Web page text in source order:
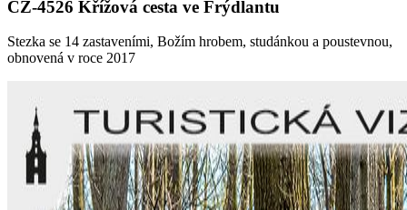
CZ-4526 Křížová cesta ve Frýdlantu
Stezka se 14 zastaveními, Božím hrobem, studánkou a poustevnou,
obnovená v roce 2017